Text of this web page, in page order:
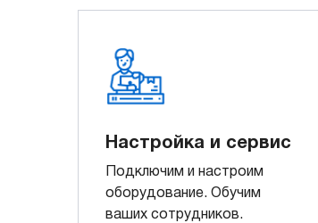
Настройка и сервис
Подключим и настроим
оборудование. Обучим
ваших сотрудников.